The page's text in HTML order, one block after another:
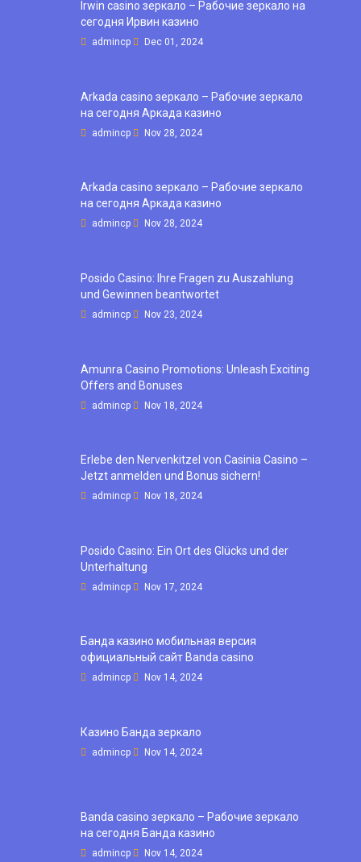
Irwin casino зеркало – Рабочие зеркало на
сегодня Ирвин казино
admincp Dec 01, 2024
Arkada casino зеркало – Рабочие зеркало
на сегодня Аркада казино
admincp Nov 28, 2024
Arkada casino зеркало – Рабочие зеркало
на сегодня Аркада казино
admincp Nov 28, 2024
Posido Casino: Ihre Fragen zu Auszahlung
und Gewinnen beantwortet
admincp Nov 23, 2024
Amunra Casino Promotions: Unleash Exciting
Offers and Bonuses
admincp Nov 18, 2024
Erlebe den Nervenkitzel von Casinia Casino –
Jetzt anmelden und Bonus sichern!
admincp Nov 18, 2024
Posido Casino: Ein Ort des Glücks und der
Unterhaltung
admincp Nov 17, 2024
Банда казино мобильная версия
официальный сайт Banda casino
admincp Nov 14, 2024
Казино Банда зеркало
admincp Nov 14, 2024
Banda casino зеркало – Рабочие зеркало
на сегодня Банда казино
admincp Nov 14, 2024